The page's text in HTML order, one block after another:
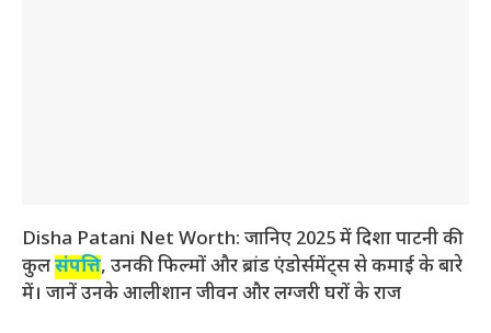
Disha Patani Net Worth: जानिए 2025 में दिशा पाटनी की
कुलसंपत्ति, उनकी फिल्मों और ब्रांड एंडोर्समेंट्स से कमाई के बारे
में। जानें उनके आलीशान जीवन और लग्जरी घरों के राज